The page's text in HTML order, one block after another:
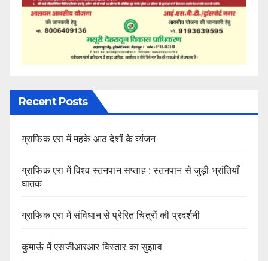
Recent Posts
ग्राफिक एरा में महके आठ देशों के व्यंजन
ग्राफिक एरा में विश्व स्तनपान सप्ताह : स्तनपान से जुड़ी भ्रांतियाँ
घातक
ग्राफिक एरा में संविधान से प्रेरित चित्रों की प्रदर्शनी
कुमाऊं में एसजीआरआर विस्तार का सुझाव